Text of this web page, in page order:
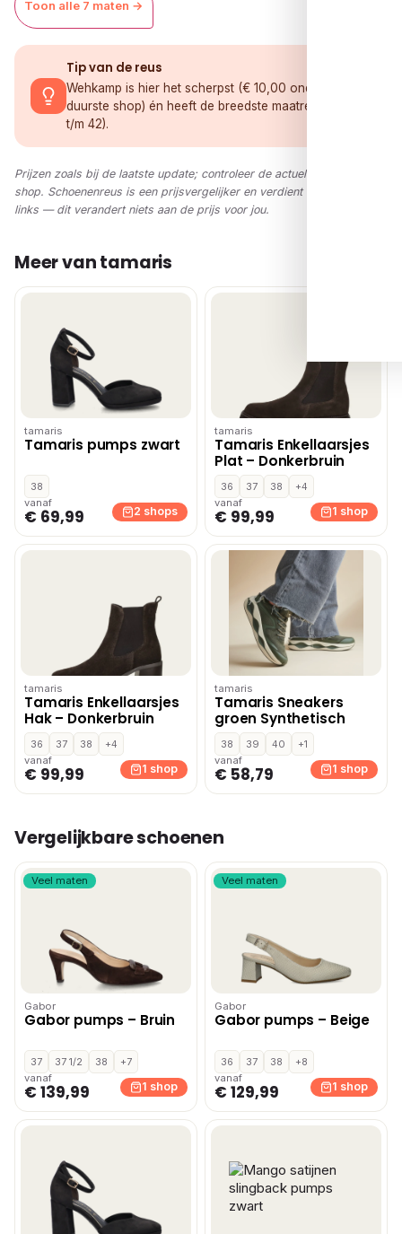
Toon alle 7 maten →
Tip van de reus
Wehkamp is hier het scherpst (€ 10,00 onder de
duurste shop) én heeft de breedste maatreeks (36
t/m 42).
Prijzen zoals bij de laatste update; controleer de actuele prijs in de
shop. Schoenenreus is een prijsvergelijker en verdient via affiliate-
links — dit verandert niets aan de prijs voor jou.
Meer van tamaris
tamaris
Tamaris pumps zwart
38
vanaf
€ 69,99 2 shops
tamaris
Tamaris Enkellaarsjes
Plat – Donkerbruin
36 37 38
+4
vanaf
€ 99,99 1 shop
tamaris
Tamaris Enkellaarsjes
Hak – Donkerbruin
36 37 38
+4
vanaf
€ 99,99 1 shop
tamaris
Tamaris Sneakers
groen Synthetisch
38 39 40
+1
vanaf
€ 58,79 1 shop
Vergelijkbare schoenen
Veel maten
Gabor
Gabor pumps – Bruin
37 37 1/2 38
+7
vanaf
€ 139,99 1 shop
Veel maten
Gabor
Gabor pumps – Beige
36 37 38
+8
vanaf
€ 129,99 1 shop